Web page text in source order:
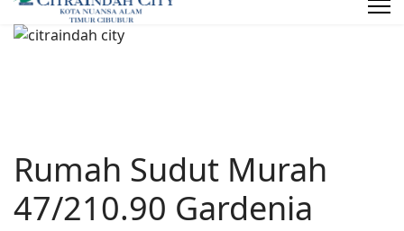
Rumah Sudut Murah
47/210.90 Gardenia